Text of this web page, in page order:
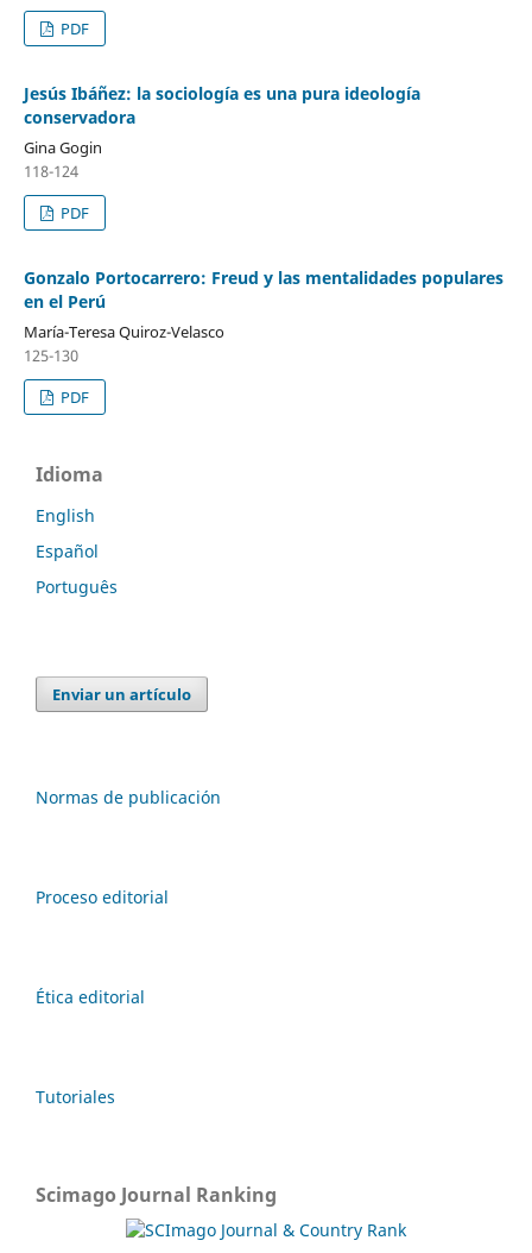
PDF
Jesús Ibáñez: la sociología es una pura ideología
conservadora
Gina Gogin
118-124
PDF
Gonzalo Portocarrero: Freud y las mentalidades populares
en el Perú
María-Teresa Quiroz-Velasco
125-130
PDF
Idioma
English
Español
Português
Enviar un artículo
Normas de publicación
Proceso editorial
Ética editorial
Tutoriales
Scimago Journal Ranking